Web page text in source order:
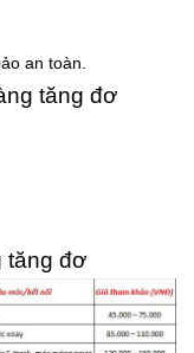
an toàn.
tăng đơ
tăng đơ